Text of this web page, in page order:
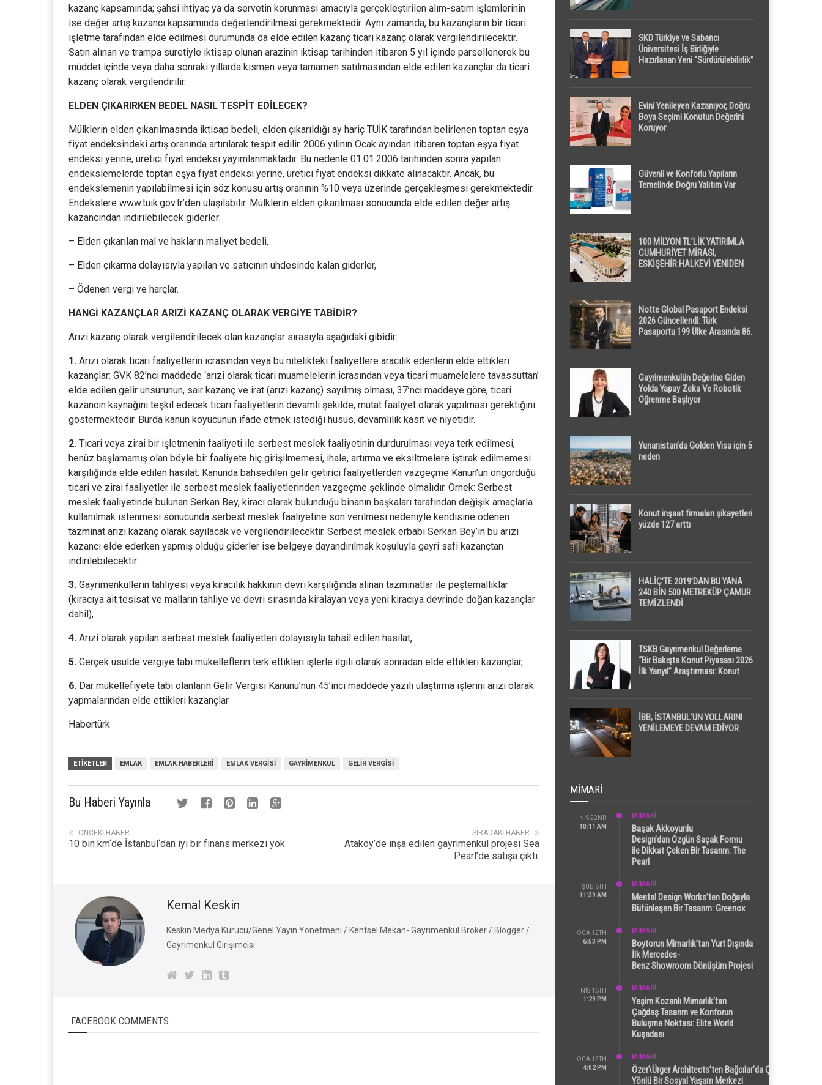
kazanç kapsamında; şahsi ihtiyaç ya da servetin korunması amacıyla gerçekleştirilen alım-satım işlemlerinin
ise değer artış kazancı kapsamında değerlendirilmesi gerekmektedir. Aynı zamanda, bu kazançların bir ticari
işletme tarafından elde edilmesi durumunda da elde edilen kazanç ticari kazanç olarak vergilendirilecektir.
Satın alınan ve trampa suretiyle iktisap olunan arazinin iktisap tarihinden itibaren 5 yıl içinde parsellenerek bu
müddet içinde veya daha sonraki yıllarda kısmen veya tamamen satılmasından elde edilen kazançlar da ticari
kazanç olarak vergilendirilir.
ELDEN ÇIKARIRKEN BEDEL NASIL TESPİT EDİLECEK?
Mülklerin elden çıkarılmasında iktisap bedeli, elden çıkarıldığı ay hariç TÜİK tarafından belirlenen toptan eşya
fiyat endeksindeki artış oranında artırılarak tespit edilir. 2006 yılının Ocak ayından itibaren toptan eşya fiyat
endeksi yerine, üretici fiyat endeksi yayımlanmaktadır. Bu nedenle 01.01.2006 tarihinden sonra yapılan
endekslemelerde toptan eşya fiyat endeksi yerine, üretici fiyat endeksi dikkate alınacaktır. Ancak, bu
endekslemenin yapılabilmesi için söz konusu artış oranının %10 veya üzerinde gerçekleşmesi gerekmektedir.
Endekslere www.tuik.gov.tr’den ulaşılabilir. Mülklerin elden çıkarılması sonucunda elde edilen değer artış
kazancından indirilebilecek giderler:
– Elden çıkarılan mal ve hakların maliyet bedeli,
– Elden çıkarma dolayısıyla yapılan ve satıcının uhdesinde kalan giderler,
– Ödenen vergi ve harçlar.
HANGİ KAZANÇLAR ARIZİ KAZANÇ OLARAK VERGİYE TABİDİR?
Arızi kazanç olarak vergilendirilecek olan kazançlar sırasıyla aşağıdaki gibidir:
1. Arızi olarak ticari faaliyetlerin icrasından veya bu nitelikteki faaliyetlere aracılık edenlerin elde ettikleri
kazançlar: GVK 82’nci maddede ‘arızi olarak ticari muamelelerin icrasından veya ticari muamelelere tavassuttan’
elde edilen gelir unsurunun, sair kazanç ve irat (arızi kazanç) sayılmış olması, 37’nci maddeye göre, ticari
kazancın kaynağını teşkil edecek ticari faaliyetlerin devamlı şekilde, mutat faaliyet olarak yapılması gerektiğini
göstermektedir. Burda kanun koyucunun ifade etmek istediği husus, devamlılık kasıt ve niyetidir.
2. Ticari veya zirai bir işletmenin faaliyeti ile serbest meslek faaliyetinin durdurulması veya terk edilmesi,
henüz başlamamış olan böyle bir faaliyete hiç girişilmemesi, ihale, artırma ve eksiltmelere iştirak edilmemesi
karşılığında elde edilen hasılat: Kanunda bahsedilen gelir getirici faaliyetlerden vazgeçme Kanun’un öngördüğü
ticari ve zirai faaliyetler ile serbest meslek faaliyetlerinden vazgeçme şeklinde olmalıdır. Örnek: Serbest
meslek faaliyetinde bulunan Serkan Bey, kiracı olarak bulunduğu binanın başkaları tarafından değişik amaçlarla
kullanılmak istenmesi sonucunda serbest meslek faaliyetine son verilmesi nedeniyle kendisine ödenen
tazminat arızi kazanç olarak sayılacak ve vergilendirilecektir. Serbest meslek erbabı Serkan Bey’in bu arızi
kazancı elde ederken yapmış olduğu giderler ise belgeye dayandırılmak koşuluyla gayri safi kazançtan
indirilebilecektir.
3. Gayrimenkullerin tahliyesi veya kiracılık hakkının devri karşılığında alınan tazminatlar ile peştemallıklar
(kiracıya ait tesisat ve malların tahliye ve devri sırasında kiralayan veya yeni kiracıya devrinde doğan kazançlar
dahil),
4. Arızi olarak yapılan serbest meslek faaliyetleri dolayısıyla tahsil edilen hasılat,
5. Gerçek usulde vergiye tabi mükelleflerin terk ettikleri işlerle ilgili olarak sonradan elde ettikleri kazançlar,
6. Dar mükellefiyete tabi olanların Gelir Vergisi Kanunu’nun 45’inci maddede yazılı ulaştırma işlerini arızi olarak
yapmalarından elde ettikleri kazançlar
Habertürk
ETIKETLER EMLAK EMLAK HABERLERI EMLAK VERGISI GAYRIMENKUL GELIR VERGISI
Bu Haberi Yayınla
SIRADAKI HABER
Ataköy’de inşa edilen gayrimenkul projesi Sea
Pearl’de satışa çıktı.
ÖNCEKI HABER
10 bin km‘de İstanbul‘dan iyi bir finans merkezi yok
Kemal Keskin
Keskin Medya Kurucu/Genel Yayın Yönetmeni / Kentsel Mekan- Gayrimenkul Broker / Blogger /
Gayrimenkul Girişimcisi
FACEBOOK COMMENTS
SKD Türkiye ve Sabancı
Üniversitesi İş Birliğiyle
Hazırlanan Yeni “Sürdürülebilirlik”
Evini Yenileyen Kazanıyor, Doğru
Boya Seçimi Konutun Değerini
Koruyor
Güvenli ve Konforlu Yapıların
Temelinde Doğru Yalıtım Var
100 MİLYON TL’LİK YATIRIMLA
CUMHURİYET MİRASI,
ESKİŞEHİR HALKEVİ YENİDEN
Notte Global Pasaport Endeksi
2026 Güncellendi: Türk
Pasaportu 199 Ülke Arasında 86.
Gayrimenkulün Değerine Giden
Yolda Yapay Zeka Ve Robotik
Öğrenme Başlıyor
Yunanistan’da Golden Visa için 5
neden
Konut inşaat firmaları şikayetleri
yüzde 127 arttı
HALİÇ’TE 2019’DAN BU YANA
240 BİN 500 METREKÜP ÇAMUR
TEMİZLENDİ
TSKB Gayrimenkul Değerleme
“Bir Bakışta Konut Piyasası 2026
İlk Yarıyıl” Araştırması: Konut
Dikkat Çekti
İBB, İSTANBUL’UN YOLLARINI
YENİLEMEYE DEVAM EDİYOR
MIMARI
NIS 22ND
10:11 AM
MİMARİ
Başak Akkoyunlu
Design’dan Özgün Saçak Formu
ile Dikkat Çeken Bir Tasarım: The
Pearl
ŞUB 6TH
11:39 AM
MİMARİ
Mental Design Works’ten Doğayla
Bütünleşen Bir Tasarım: Greenox
OCA 12TH
6:53 PM
MİMARİ
Boytorun Mimarlık’tan Yurt Dışında
İlk Mercedes-
Benz Showroom Dönüşüm Projesi
NIS 16TH
1:29 PM
MİMARİ
Yeşim Kozanlı Mimarlık’tan
Çağdaş Tasarım ve Konforun
Buluşma Noktası: Elite World
Kuşadası
OCA 15TH
4:02 PM
MİMARİ
Özer\Ürger Architects’ten Bağcılar’da Çok
Yönlü Bir Sosyal Yaşam Merkezi